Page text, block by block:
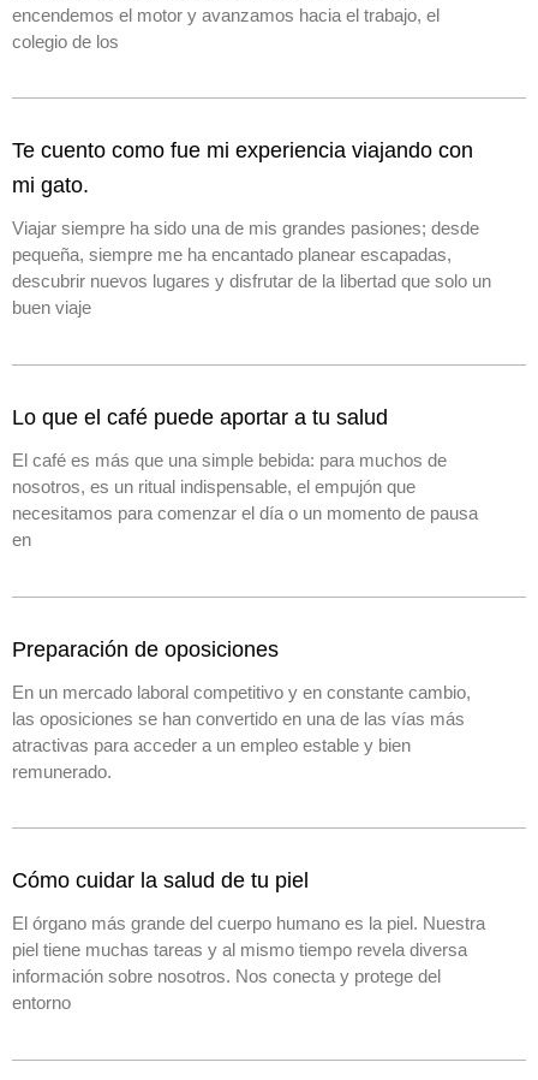
encendemos el motor y avanzamos hacia el trabajo, el
colegio de los
Te cuento como fue mi experiencia viajando con
mi gato.
Viajar siempre ha sido una de mis grandes pasiones; desde
pequeña, siempre me ha encantado planear escapadas,
descubrir nuevos lugares y disfrutar de la libertad que solo un
buen viaje
Lo que el café puede aportar a tu salud
El café es más que una simple bebida: para muchos de
nosotros, es un ritual indispensable, el empujón que
necesitamos para comenzar el día o un momento de pausa
en
Preparación de oposiciones
En un mercado laboral competitivo y en constante cambio,
las oposiciones se han convertido en una de las vías más
atractivas para acceder a un empleo estable y bien
remunerado.
Cómo cuidar la salud de tu piel
El órgano más grande del cuerpo humano es la piel. Nuestra
piel tiene muchas tareas y al mismo tiempo revela diversa
información sobre nosotros. Nos conecta y protege del
entorno